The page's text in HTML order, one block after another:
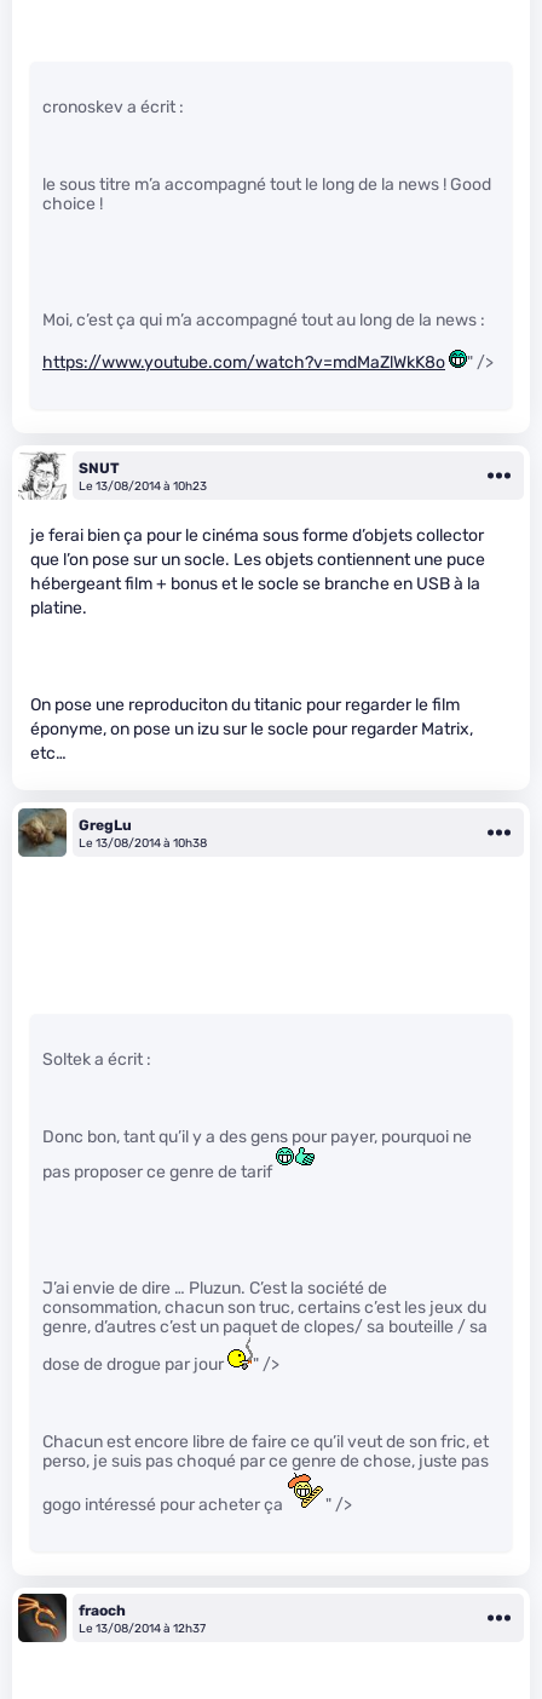
cronoskev a écrit :
le sous titre m’a accompagné tout le long de la news ! Good
choice !
Moi, c’est ça qui m’a accompagné tout au long de la news :
https://www.youtube.com/watch?v=mdMaZlWkK8o " />
SNUT
Le 13/08/2014 à 10h23
je ferai bien ça pour le cinéma sous forme d’objets collector
que l’on pose sur un socle. Les objets contiennent une puce
hébergeant film + bonus et le socle se branche en USB à la
platine.
On pose une reproduciton du titanic pour regarder le film
éponyme, on pose un izu sur le socle pour regarder Matrix,
etc…
GregLu
Le 13/08/2014 à 10h38
Soltek a écrit :
Donc bon, tant qu’il y a des gens pour payer, pourquoi ne
pas proposer ce genre de tarif
J’ai envie de dire … Pluzun. C’est la société de
consommation, chacun son truc, certains c’est les jeux du
genre, d’autres c’est un paquet de clopes/ sa bouteille / sa
dose de drogue par jour
" />
Chacun est encore libre de faire ce qu’il veut de son fric, et
perso, je suis pas choqué par ce genre de chose, juste pas
gogo intéressé pour acheter ça " />
fraoch
Le 13/08/2014 à 12h37